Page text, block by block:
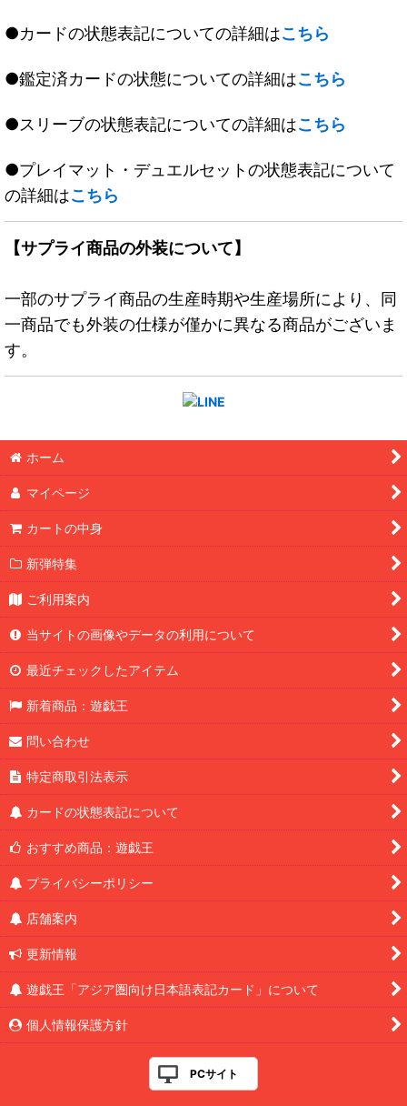
●カードの状態表記についての詳細はこちら
●鑑定済カードの状態についての詳細はこちら
●スリーブの状態表記についての詳細はこちら
●プレイマット・デュエルセットの状態表記について
の詳細はこちら
【サプライ商品の外装について】
一部のサプライ商品の生産時期や生産場所により、同
一商品でも外装の仕様が僅かに異なる商品がございま
す。
ホーム
マイページ
カートの中身
新弾特集
ご利用案内
当サイトの画像やデータの利用について
最近チェックしたアイテム
新着商品：遊戯王
問い合わせ
特定商取引法表示
カードの状態表記について
おすすめ商品：遊戯王
プライバシーポリシー
店舗案内
更新情報
遊戯王「アジア圏向け日本語表記カード」について
個人情報保護方針
PCサイト